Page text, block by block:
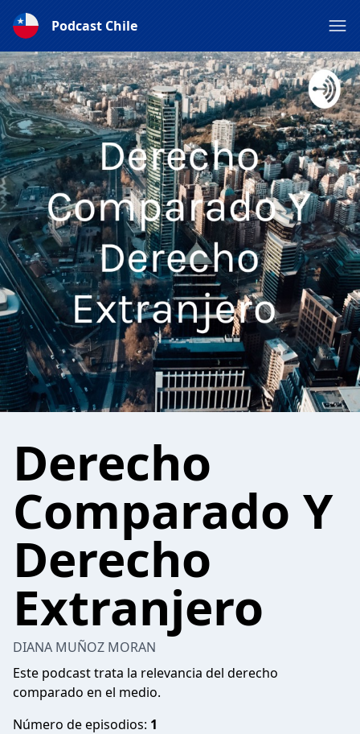
Podcast Chile
Derecho
Comparado Y
Derecho
Extranjero
DIANA MUÑOZ MORAN
Este podcast trata la relevancia del derecho
comparado en el medio.
Número de episodios: 1